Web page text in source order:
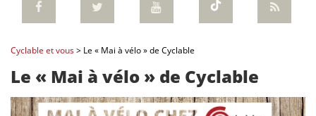
Cyclable et vous> Le « Mai à vélo » de Cyclable
Le « Mai à vélo » de Cyclable